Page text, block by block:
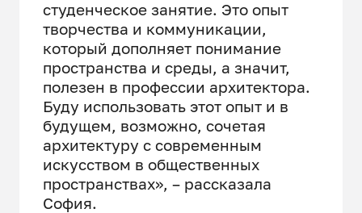
студенческое занятие. Это опыт
творчества и коммуникации,
который дополняет понимание
пространства и среды, а значит,
полезен в профессии архитектора.
Буду использовать этот опыт и в
будущем, возможно, сочетая
архитектуру с современным
искусством в общественных
пространствах», – рассказала
София.